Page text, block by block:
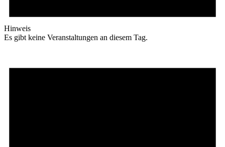
Hinweis
Es gibt keine Veranstaltungen an diesem Tag.